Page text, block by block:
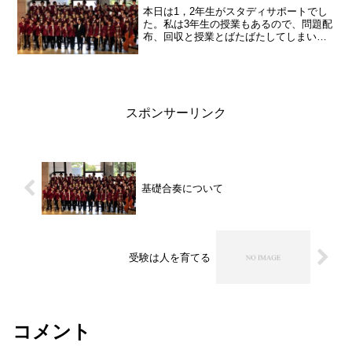
本日は1，2年生がスタディサポートでし
た。私は3年生の授業もあるので、問題配
布、回収と授業とばたばたしてしまいま
スポンサーリンク
基礎合奏について
受験は人を育てる
コメント